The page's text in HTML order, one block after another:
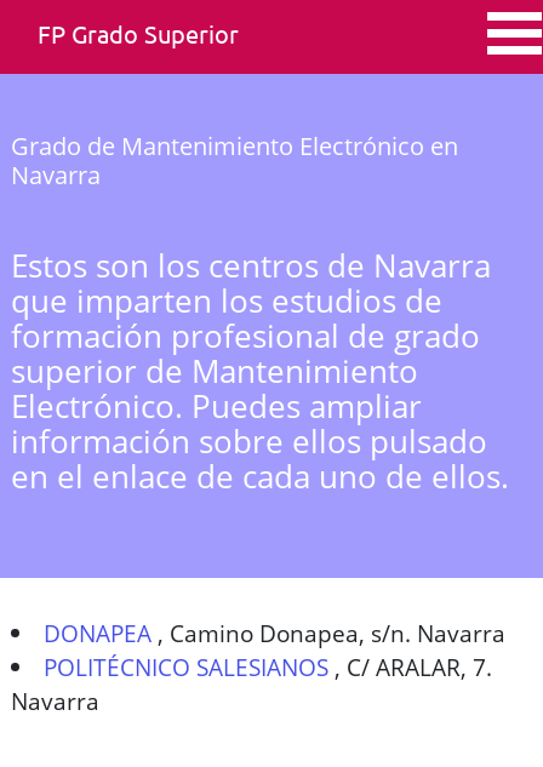
FP Grado Superior
Grado de Mantenimiento Electrónico en
Navarra
Estos son los centros de Navarra
que imparten los estudios de
formación profesional de grado
superior de Mantenimiento
Electrónico. Puedes ampliar
información sobre ellos pulsado
en el enlace de cada uno de ellos.
DONAPEA , Camino Donapea, s/n. Navarra
POLITÉCNICO SALESIANOS , C/ ARALAR, 7.
Navarra